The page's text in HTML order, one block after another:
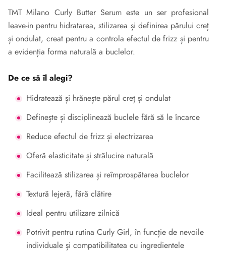
TMT Milano Curly Butter Serum este un ser profesional
leave-in pentru hidratarea, stilizarea și definirea părului creț
și ondulat, creat pentru a controla efectul de frizz și pentru
a evidenția forma naturală a buclelor.
De ce să îl alegi?
Hidratează și hrănește părul creț și ondulat
Definește și disciplinează buclele fără să le încarce
Reduce efectul de frizz și electrizarea
Oferă elasticitate și strălucire naturală
Facilitează stilizarea și reîmprospătarea buclelor
Textură lejeră, fără clătire
Ideal pentru utilizare zilnică
Potrivit pentru rutina Curly Girl, în funcție de nevoile
individuale și compatibilitatea cu ingredientele